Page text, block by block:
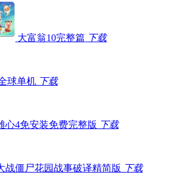
大富翁10完整篇 下载
球单机 下载
心4免安装免费完整版 下载
战僵尸花园战事破译精简版 下载